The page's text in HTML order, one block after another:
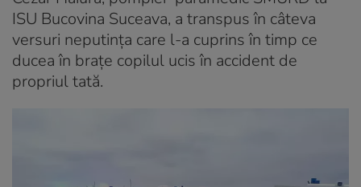
ISU Bucovina Suceava, a transpus în câteva
versuri neputința care l-a cuprins în timp ce
ducea în brațe copilul ucis în accident de
propriul tată.